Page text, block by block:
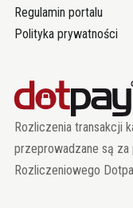
Regulamin portalu
Polityka prywatności
Rozliczenia transakcji
przeprowadzane są
Rozliczeniowego